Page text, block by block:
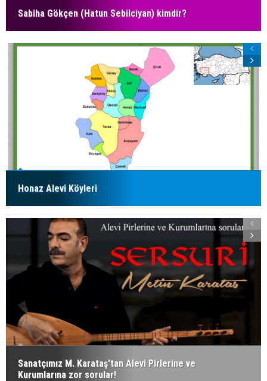
Sabiha Gökçen (Hatun Sebilciyan) kimdir?
Honaz Alevi Köyleri
Sanatçımız M. Karataş'tan Alevi Pirlerine ve
Kurumlarına zor sorular!